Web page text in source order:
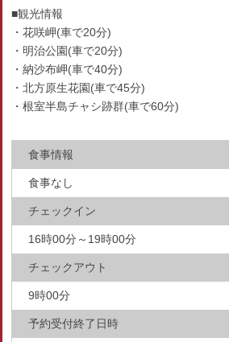
■観光情報
・花咲岬(車で20分)
・明治公園(車で20分)
・納沙布岬(車で40分)
・北方原生花園(車で45分)
・根室半島チャシ跡群(車で60分)
食事情報
食事なし
チェックイン
16時00分～19時00分
チェックアウト
9時00分
予約受付終了日時